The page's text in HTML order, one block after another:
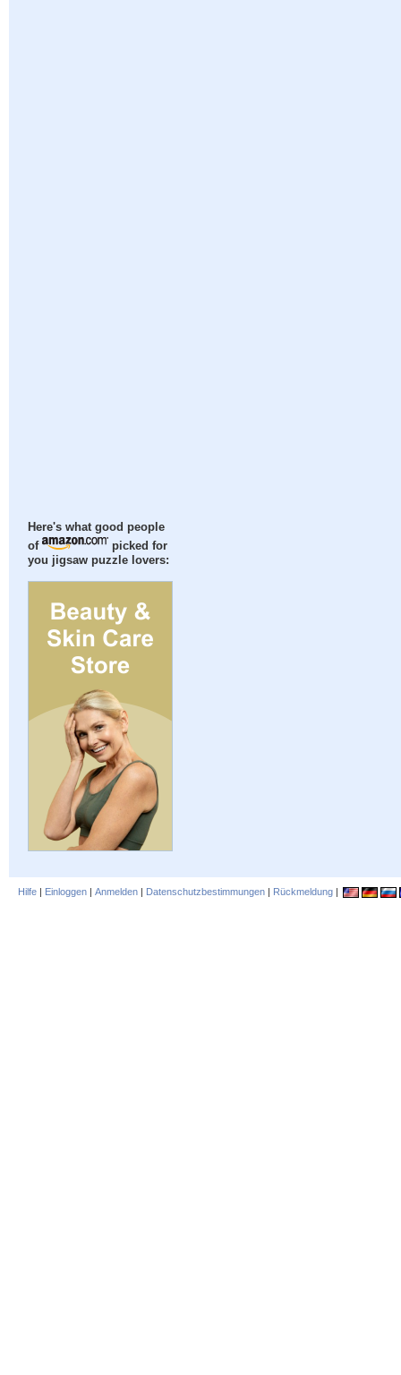
Here's what good people
of
picked for
you jigsaw puzzle lovers:
Hilfe | Einloggen | Anmelden | Datenschutzbestimmungen | Rückmeldung |